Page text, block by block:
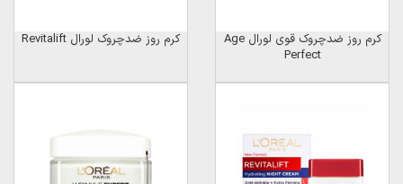
کرم روز ضدچروک قوی لورال Age
Perfect
کرم روز ضدچروک لورال Revitalift